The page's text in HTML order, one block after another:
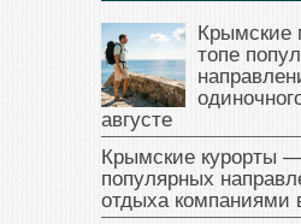
Крымские
топе
августе
Крымские курорты
популярных
отдыха компаниями